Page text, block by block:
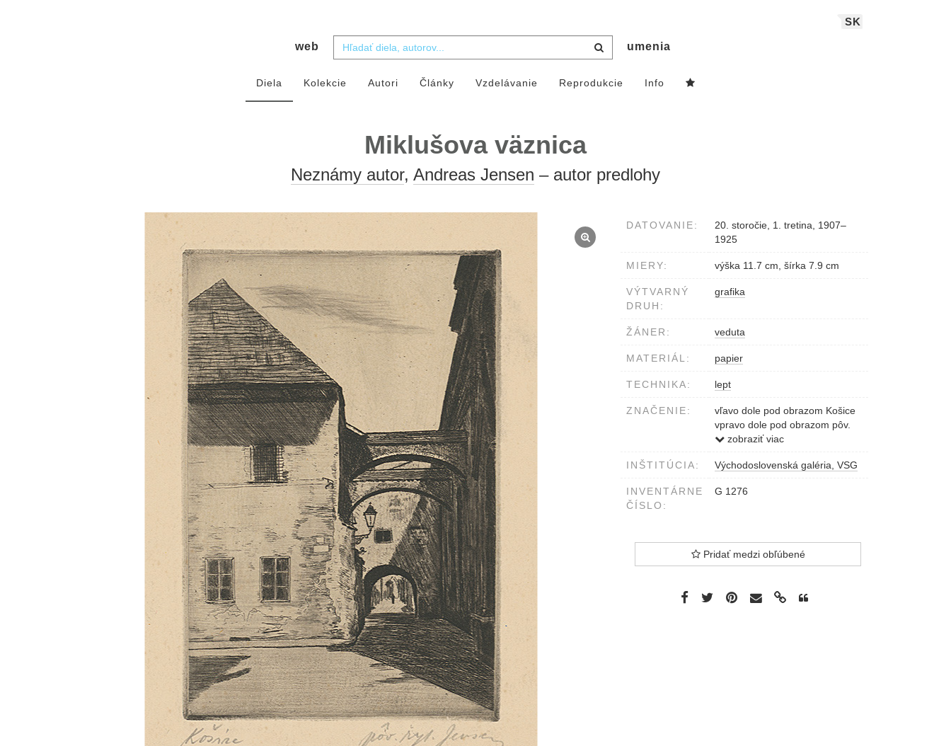
SK
web umenia
Diela Kolekcie Autori Články Vzdelávanie Reprodukcie Info
Miklušova väznica
Neznámy autor, Andreas Jensen – autor predlohy
DATOVANIE:
20. storočie, 1. tretina, 1907–
1925
MIERY: výška 11.7 cm, šírka 7.9 cm
VÝTVARNÝ
DRUH:
grafika
ŽÁNER: veduta
MATERIÁL: papier
TECHNIKA: lept
ZNAČENIE:
vľavo dole pod obrazom Košice
vpravo dole pod obrazom pôv.
ryt. Jensen (ceruzou)
zobraziť viac
INŠTITÚCIA: Východoslovenská galéria, VSG
INVENTÁRNE
ČÍSLO:
G 1276
Pridať medzi obľúbené